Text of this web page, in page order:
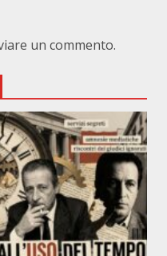
un commento.